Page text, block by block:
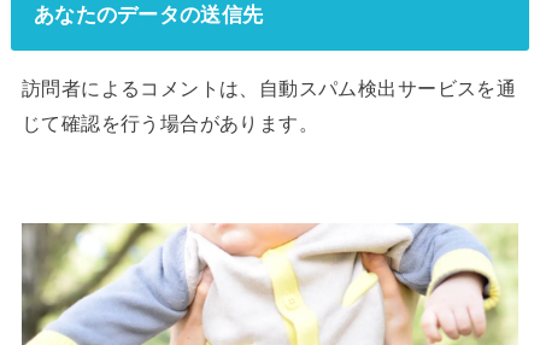
あなたのデータの送信先
訪問者によるコメントは、自動スパム検出サービスを通
じて確認を行う場合があります。